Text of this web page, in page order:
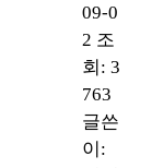
09-0
2 조
회: 3
763
글쓴
이: